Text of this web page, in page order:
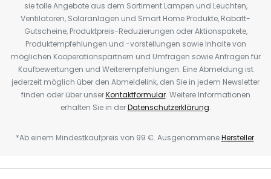
sie tolle Angebote aus dem Sortiment Lampen und Leuchten,
Ventilatoren, Solaranlagen und Smart Home Produkte, Rabatt-
Gutscheine, Produktpreis-Reduzierungen oder Aktionspakete,
Produktempfehlungen und -vorstellungen sowie Inhalte von
möglichen Kooperationspartnern und Umfragen sowie Anfragen für
Kaufbewertungen und Weiterempfehlungen. Eine Abmeldung ist
jederzeit möglich über den Abmeldelink, den Sie in jedem Newsletter
finden oder über unserKontaktformular. Weitere Informationen
erhalten Sie in derDatenschutzerklärung.
*Ab einem Mindestkaufpreis von 99 €. AusgenommeneHersteller.